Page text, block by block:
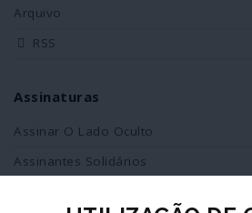
Arquivo
RSS
Assinaturas
Assinar O Lado Oculto
Assinantes Solidários